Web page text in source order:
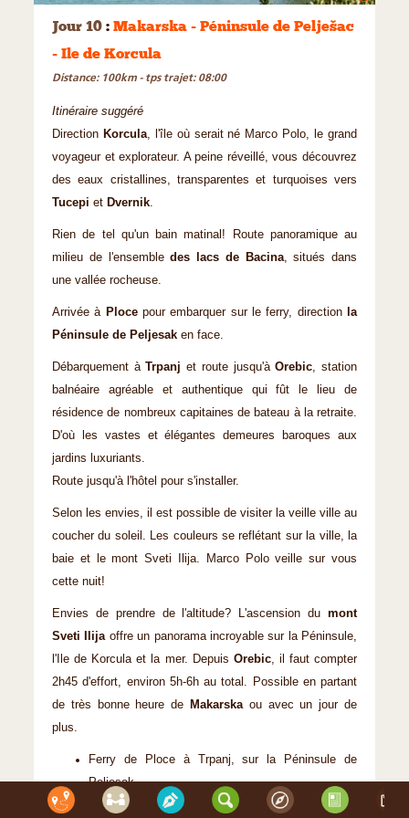
Jour 10 : Makarska - Péninsule de Pelješac
- Ile de Korcula
Distance: 100km - tps trajet: 08:00
Itinéraire suggéré
Direction Korcula, l'île où serait né Marco Polo, le grand
voyageur et explorateur. A peine réveillé, vous découvrez
des eaux cristallines, transparentes et turquoises vers
Tucepi et Dvernik.
Rien de tel qu'un bain matinal! Route panoramique au
milieu de l'ensembledes lacs de Bacina, situés dans
une vallée rocheuse.
Arrivée à Plocepour embarquer sur le ferry, direction
la
Péninsule de Peljesak en face.
Débarquement àTrpanj et route jusqu'àOrebic, station
balnéaire agréable et authentique qui fût le lieu de
résidence de nombreux capitaines de bateau à la retraite.
D'où les vastes et élégantes demeures baroques aux
jardins luxuriants.
Route jusqu'à l'hôtel pour s'installer.
Selon les envies, il est possible de visiter la veille ville au
coucher du soleil. Les couleurs se reflétant sur la ville, la
baie et le mont Sveti Ilija. Marco Polo veille sur vous
cette nuit!
Envies de prendre de l'altitude? L'ascension du mont
Sveti Ilijaoffre un panorama incroyable sur la Péninsule,
l'Ile de Korcula et la mer. Depuis Orebic, il faut compter
2h45 d'effort, environ 5h-6h au total. Possible en partant
de très bonne heure de
Makarska ou avec un jour de
plus.
Ferry de Ploce à Trpanj, sur la Péninsule de
Peljesak.
Ferry d'Orebic à Domince, sur l'île de Korcula.